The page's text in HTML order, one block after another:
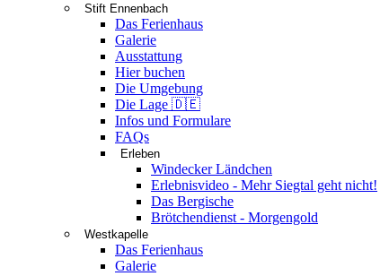
Stift Ennenbach
Das Ferienhaus
Galerie
Ausstattung
Hier buchen
Die Umgebung
Die Lage 🇩🇪
Infos und Formulare
FAQs
Erleben
Windecker Ländchen
Erlebnisvideo - Mehr Siegtal geht nicht!
Das Bergische
Brötchendienst - Morgengold
Westkapelle
Das Ferienhaus
Galerie